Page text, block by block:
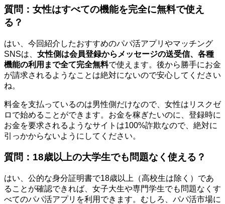
質問：女性はすべての機能を完全に無料で使え
る？
はい、今回紹介したおすすめのパパ活アプリやマッチング
SNSは、 女性側は会員登録からメッセージの送受信、各種
機能の利用まで全て完全無料で使えます。後から勝手にお金
が請求されるようなことは絶対にないので安心してください
ね。
料金を支払っているのは男性側だけなので、女性はリスクゼ
ロで始めることができます。お金を稼ぎたいのに、登録時に
お金を要求されるようなサイトは100%詐欺なので、絶対に
引っかからないようにしてください。
質問：18歳以上の大学生でも問題なく使える？
はい、公的な身分証明書で18歳以上（高校生は除く）であ
ることが確認できれば、女子大生や専門学生でも問題なくす
べてのパパ活アプリを利用できます。むしろ、パパ活市場に